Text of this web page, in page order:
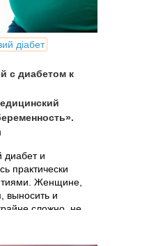
діабет
с диабетом к
диабет и
практически
Женщине,
выносить и
сложно, не